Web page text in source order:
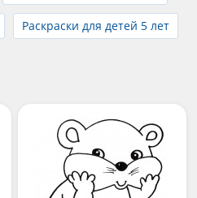
Раскраски для детей 5 лет